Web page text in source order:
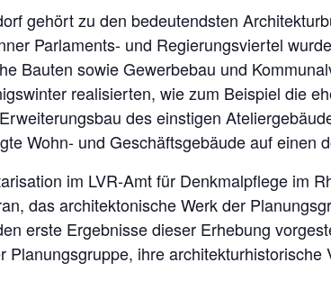
gehört zu den bedeutendsten
Parlaments- und Regierungsviertel
Bauten sowie Gewerbebau und
realisierten, wie zum Beispiel die
des einstigen
Wohn- und Geschäftsgebäude auf einen
im LVR-Amt für Denkmalpflege im
das architektonische Werk der
erste Ergebnisse dieser Erhebung
Planungsgruppe, ihre